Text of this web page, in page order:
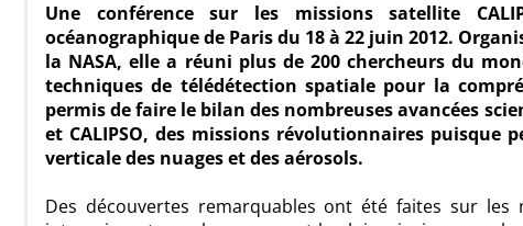
Une conférence sur les missions satellite
océanographique de Paris du 18 à 22 juin 2012.
la NASA, elle a réuni plus de 200 chercheurs du
techniques de télédétection spatiale pour la
permis de faire le bilan des nombreuses avancées
et CALIPSO, des missions révolutionnaires
verticale des nuages et des aérosols.
Des découvertes remarquables ont été faites sur